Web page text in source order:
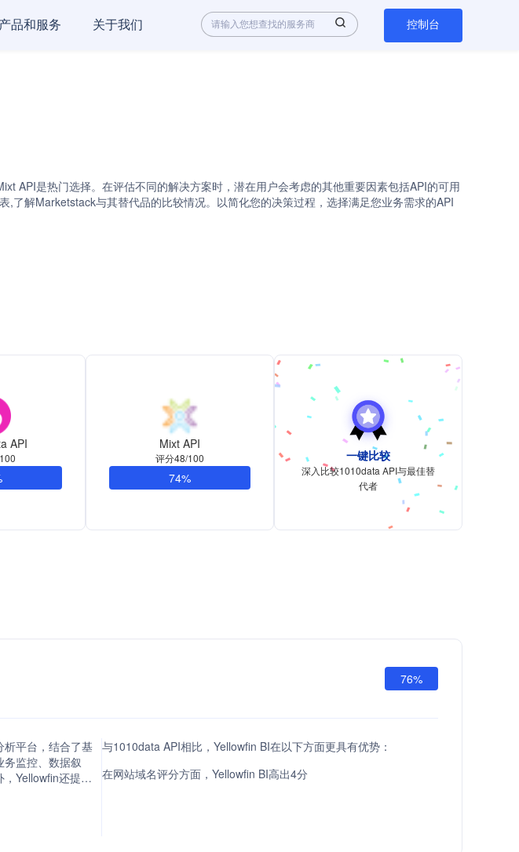
产品和服务 关于我们 控制台
API是热门选择。在评估不同的解决方案时，潜在用户会考虑的其他重要因素包括API的可用
解Marketstack与其替代品的比较情况。以简化您的决策过程，选择满足您业务需求的API
API Mixt API
评分48/100
74%
一键比较
深入比较1010data API与最佳替
代者
76%
析平台，结合了基
监控、数据叙
Yellowfin还提供
与1010data API相比，Yellowfin BI在以下方面更具有优势：
在网站域名评分方面，Yellowfin BI高出4分